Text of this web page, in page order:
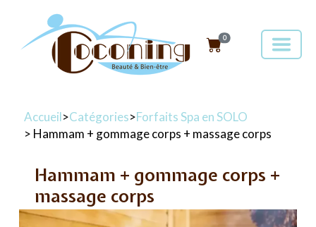
0
Accueil>Catégories>Forfaits Spa en SOLO
> Hammam + gommage corps + massage corps
Hammam + gommage corps +
massage corps